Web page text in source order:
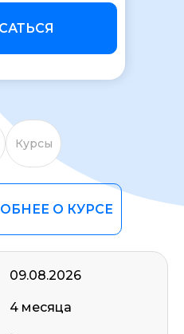
Курсы
О КУРСЕ
09.08.2026
4 месяца